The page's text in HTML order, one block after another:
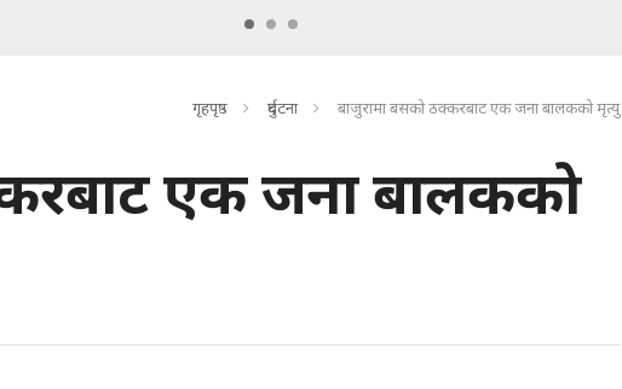
गृहपृष्ठ दुर्घटना बाजुरामा बसको ठक्करबाट एक जना बालकको मृत्यु
एक जना बालकको